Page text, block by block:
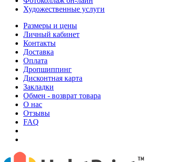
Художественные услуги
Размеры и цены
Личный кабинет
Контакты
Доставка
Оплата
Дропшиппинг
Дисконтная карта
Закладки
Обмен - возврат товара
О нас
Отзывы
FAQ